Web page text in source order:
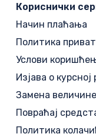
Кориснички
Начин плаћања
Политика
Услови
Изјава о
Замена величине
Повраћај
Политика